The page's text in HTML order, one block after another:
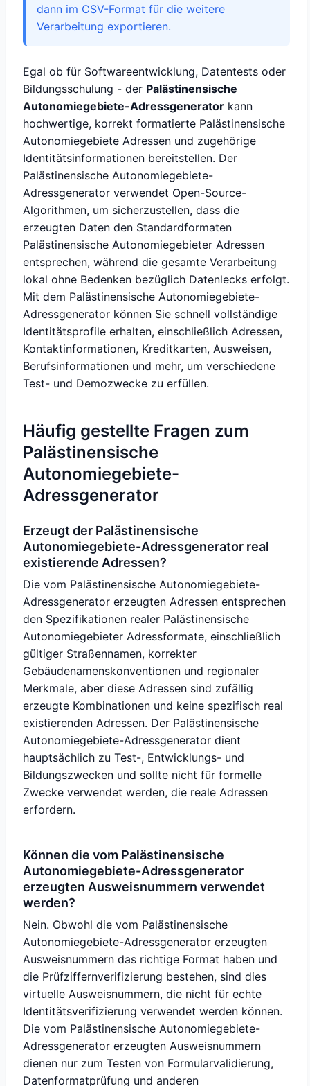
dann im CSV-Format für die weitere
Verarbeitung exportieren.
Egal ob für Softwareentwicklung, Datentests oder
Bildungsschulung - der Palästinensische
Autonomiegebiete-Adressgenerator kann
hochwertige, korrekt formatierte Palästinensische
Autonomiegebiete Adressen und zugehörige
Identitätsinformationen bereitstellen. Der
Palästinensische Autonomiegebiete-
Adressgenerator verwendet Open-Source-
Algorithmen, um sicherzustellen, dass die
erzeugten Daten den Standardformaten
Palästinensische Autonomiegebieter Adressen
entsprechen, während die gesamte Verarbeitung
lokal ohne Bedenken bezüglich Datenlecks erfolgt.
Mit dem Palästinensische Autonomiegebiete-
Adressgenerator können Sie schnell vollständige
Identitätsprofile erhalten, einschließlich Adressen,
Kontaktinformationen, Kreditkarten, Ausweisen,
Berufsinformationen und mehr, um verschiedene
Test- und Demozwecke zu erfüllen.
Häufig gestellte Fragen zum
Palästinensische
Autonomiegebiete-
Adressgenerator
Erzeugt der Palästinensische
Autonomiegebiete-Adressgenerator real
existierende Adressen?
Die vom Palästinensische Autonomiegebiete-
Adressgenerator erzeugten Adressen entsprechen
den Spezifikationen realer Palästinensische
Autonomiegebieter Adressformate, einschließlich
gültiger Straßennamen, korrekter
Gebäudenamenskonventionen und regionaler
Merkmale, aber diese Adressen sind zufällig
erzeugte Kombinationen und keine spezifisch real
existierenden Adressen. Der Palästinensische
Autonomiegebiete-Adressgenerator dient
hauptsächlich zu Test-, Entwicklungs- und
Bildungszwecken und sollte nicht für formelle
Zwecke verwendet werden, die reale Adressen
erfordern.
Können die vom Palästinensische
Autonomiegebiete-Adressgenerator
erzeugten Ausweisnummern verwendet
werden?
Nein. Obwohl die vom Palästinensische
Autonomiegebiete-Adressgenerator erzeugten
Ausweisnummern das richtige Format haben und
die Prüfziffernverifizierung bestehen, sind dies
virtuelle Ausweisnummern, die nicht für echte
Identitätsverifizierung verwendet werden können.
Die vom Palästinensische Autonomiegebiete-
Adressgenerator erzeugten Ausweisnummern
dienen nur zum Testen von Formularvalidierung,
Datenformatprüfung und anderen